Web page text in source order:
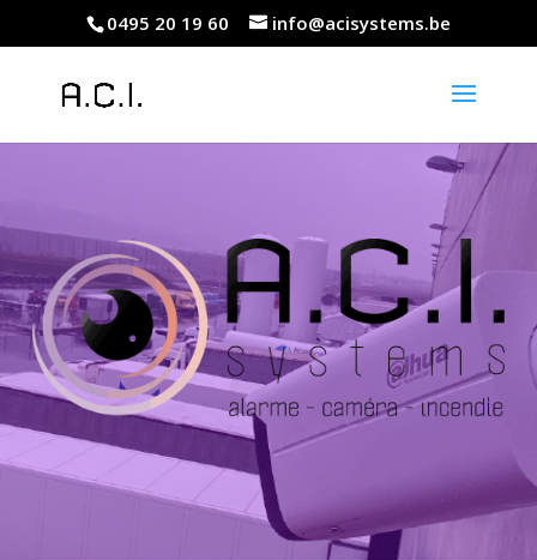
0495 20 19 60 info@acisystems.be